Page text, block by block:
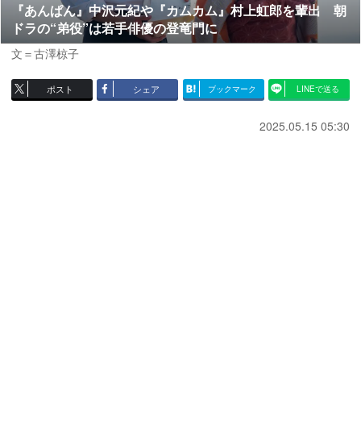
『あんぱん』中沢元紀や『カムカム』村上虹郎を輩出 朝
ドラの“弟役”は若手俳優の登竜門に
文＝古澤椋子
ポスト シェア ブックマーク LINEで送る
2025.05.15 05:30